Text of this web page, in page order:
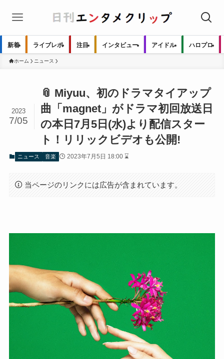
新着 ライブレポ 注目 インタビュー アイドル ハロプロ
ホーム ニュース
📎 Miyuu、初のドラマタイアップ
曲「magnet」がドラマ初回放送日
の本日7月5日(水)より配信スター
ト！リリックビデオも公開!
2023
7/05
ニュース 音楽 2023年7月5日 18:00 ⌛
当ページのリンクには広告が含まれています。